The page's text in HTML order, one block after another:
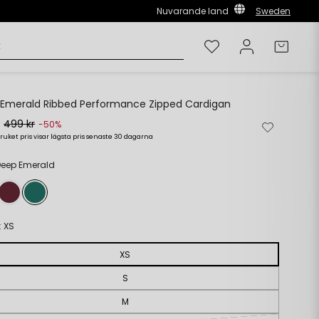
Nuvarande land Sweden
ÖnskelistaLogga in
Ribbed Performance Zipped Cardigan
499 kr -50%
pris visar lägsta pris senaste 30 dagarna
Lägg
Emerald
XS
XS
S
M